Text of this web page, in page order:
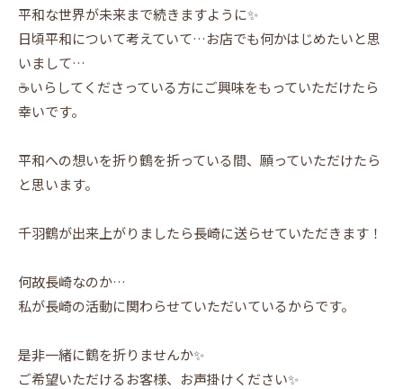
平和な世界が未来まで続きますように✨
日頃平和について考えていて…お店でも何かはじめたいと思
いまして…
☕️いらしてくださっている方にご興味をもっていただけたら
幸いです。
平和への想いを折り鶴を折っている間、願っていただけたら
と思います。
千羽鶴が出来上がりましたら長崎に送らせていただきます！
何故長崎なのか…
私が長崎の活動に関わらせていただいているからです。
是非一緒に鶴を折りませんか✨
ご希望いただけるお客様、お声掛けください✨